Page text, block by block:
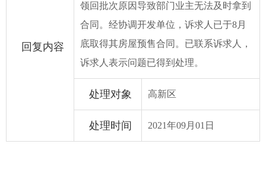
回复内容
领回批次原因导致部门业主无法及时拿到
合同。经协调开发单位，诉求人已于8月
底取得其房屋预售合同。已联系诉求人，
诉求人表示问题已得到处理。
处理对象 高新区
处理时间 2021年09月01日